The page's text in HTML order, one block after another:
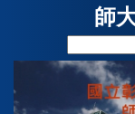
主
內
師